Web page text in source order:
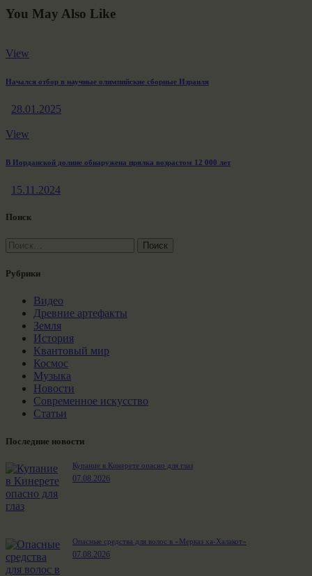
You May Also Like
View
Начался отбор в научные олимпийские сборные Израиля
28.01.2025
View
В Иорданской долине обнаружена прялка возрастом 12 000 лет
15.11.2024
Поиск
Найти:
Рубрики
Видео
Древние артефакты
Земля
История
Квантовый мир
Космос
Музыка
Новости
Современное искусство
Статьи
Последние новости
Купание в Кинерете опасно для глаз
07.08.2026
Опасные средства для волос в «Мерказ ха-Халакот»
07.08.2026